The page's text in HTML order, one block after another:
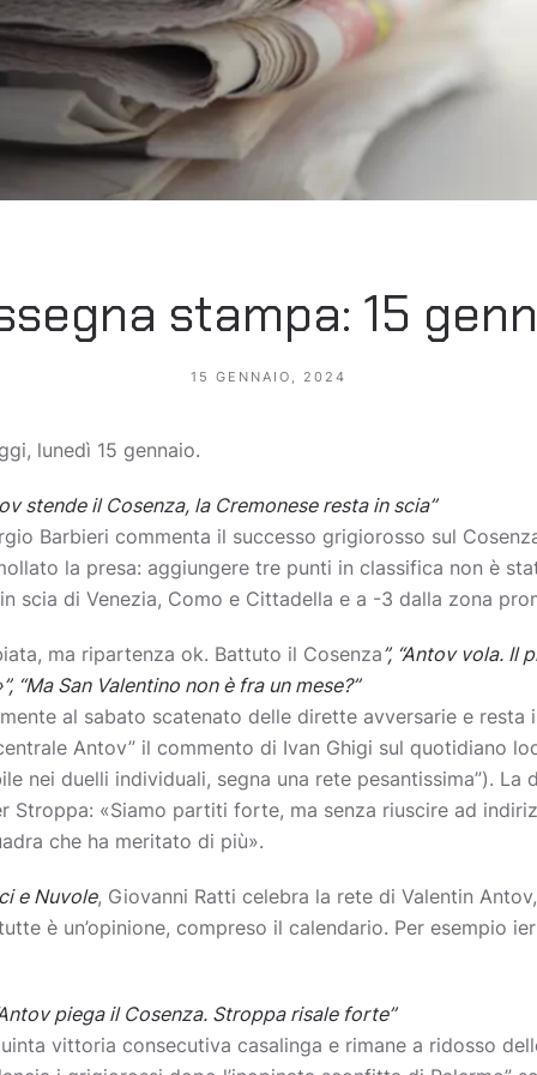
stampa: 15
15 GENNAIO, 2024
lunedì 15 gennaio.
stende il Cosenza, la Cremonese resta in scia”
Barbieri commenta il successo grigiorosso sul
la presa: aggiungere tre punti in classifica non è
scia di Venezia, Como e Cittadella e a -3 dalla zona
ma ripartenza ok. Battuto il Cosenza”, “Antov vola. Il
“Ma San Valentino non è fra un mese?”
al sabato scatenato delle dirette avversarie e
Antov” il commento di Ivan Ghigi sul quotidiano
nei duelli individuali, segna una rete pesantissima”). La
Stroppa: «Siamo partiti forte, ma senza riuscire ad
che ha meritato di più».
e Nuvole, Giovanni Ratti celebra la rete di Valentin
è un’opinione, compreso il calendario. Per esempio
piega il Cosenza. Stroppa risale forte”
vittoria consecutiva casalinga e rimane a ridosso